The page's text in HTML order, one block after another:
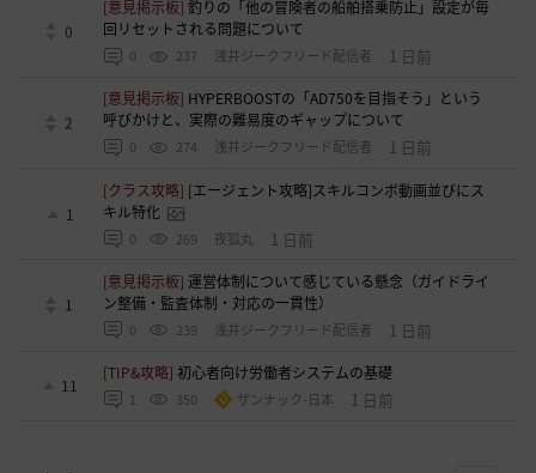
0
[意見掲示板]釣りの「他の冒険者の船舶搭乗防止」設定が毎
回リセットされる問題について
0 237 浅井ジークフリード配信者 1 日前
2
[意見掲示板] HYPERBOOSTの「AD750を目指そう」という
呼びかけと、実際の難易度のギャップについて
0 274 浅井ジークフリード配信者 1 日前
1
[クラス攻略] [エージェント攻略]スキルコンボ動画並びにス
キル特化
0 269 夜狐丸 1 日前
1
[意見掲示板]運営体制について感じている懸念（ガイドライ
ン整備・監査体制・対応の一貫性）
0 239 浅井ジークフリード配信者 1 日前
11
[TIP&攻略]初心者向け労働者システムの基礎
1 350 ザンナック-日本 1 日前